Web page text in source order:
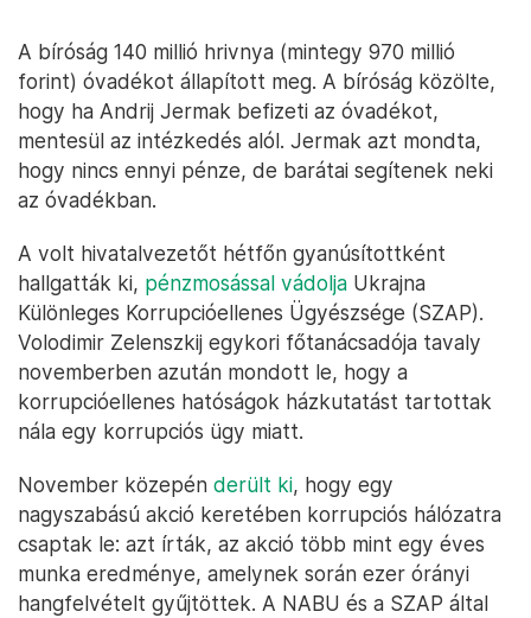
A bíróság 140 millió hrivnya (mintegy 970 millió
forint) óvadékot állapított meg. A bíróság közölte,
hogy ha Andrij Jermak befizeti az óvadékot,
mentesül az intézkedés alól. Jermak azt mondta,
hogy nincs ennyi pénze, de barátai segítenek neki
az óvadékban.
A volt hivatalvezetőt hétfőn gyanúsítottként
hallgatták ki, pénzmosással vádolja Ukrajna
Különleges Korrupcióellenes Ügyészsége (SZAP).
Volodimir Zelenszkij egykori főtanácsadója tavaly
novemberben azután mondott le, hogy a
korrupcióellenes hatóságok házkutatást tartottak
nála egy korrupciós ügy miatt.
November közepén derült ki, hogy egy
nagyszabású akció keretében korrupciós hálózatra
csaptak le: azt írták, az akció több mint egy éves
munka eredménye, amelynek során ezer órányi
hangfelvételt gyűjtöttek. A NABU és a SZAP által